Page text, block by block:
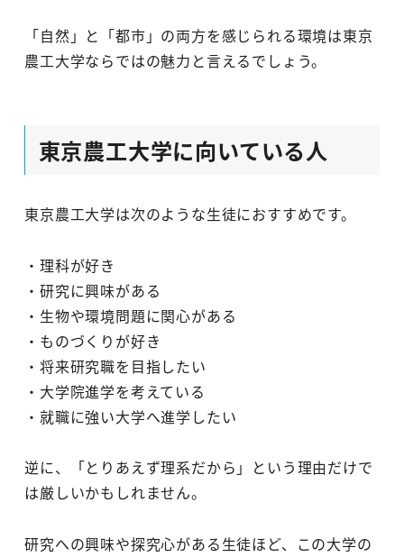
「自然」と「都市」の両方を感じられる環境は東京
農工大学ならではの魅力と言えるでしょう。
東京農工大学に向いている人
東京農工大学は次のような生徒におすすめです。
・理科が好き
・研究に興味がある
・生物や環境問題に関心がある
・ものづくりが好き
・将来研究職を目指したい
・大学院進学を考えている
・就職に強い大学へ進学したい
逆に、「とりあえず理系だから」という理由だけで
は厳しいかもしれません。
研究への興味や探究心がある生徒ほど、この大学の